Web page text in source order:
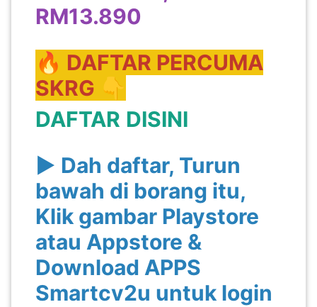
RM13.890
🔥 DAFTAR PERCUMA
SKRG 👇
DAFTAR DISINI
▶️ Dah daftar, Turun
bawah di borang itu,
Klik gambar Playstore
atau Appstore &
Download APPS
Smartcv2u untuk login